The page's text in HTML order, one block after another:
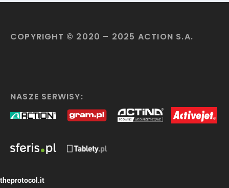
COPYRIGHT © 2020 – 2025 ACTION S.A.
NASZE SERWISY:
theprotocol.it